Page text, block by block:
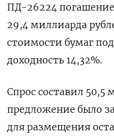
ПД-26224
29,4 миллиарда
стоимости бумаг
доходность 14,32%.
Спрос составил 50,5
предложение было
для размещения